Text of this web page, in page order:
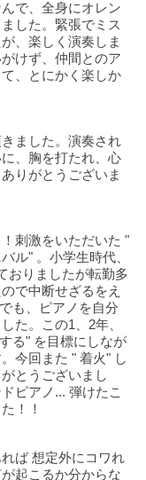
で、全身にオレン
した。緊張でミス
、楽しく演奏しま
けず、仲間とのア
、とにかく楽しか
ました。演奏され
、胸を打たれ、心
りがとうございま
刺激をいただいた "
ル" 。小学生時代、
おりましたが転勤多
で中断せざるをえ
も、ピアノを自分
た。この1、2年、
る" を目標にしなが
今回また " 着火" し
とうございまし
ピアノ... 弾けたこ
！！
ば 想定外にコワれ
起こるか分からな